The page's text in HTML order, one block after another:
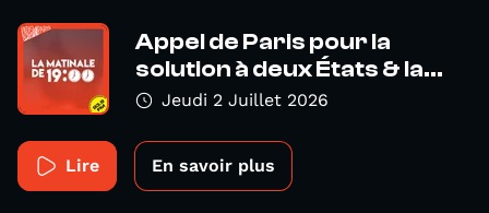
Appel de Paris pour la
solution à deux États & la...
Jeudi 2 Juillet 2026
Lire En savoir plus